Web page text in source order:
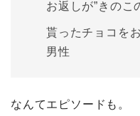
お返しが”きの
貰ったチョコを
男性
なんてエピソードも。